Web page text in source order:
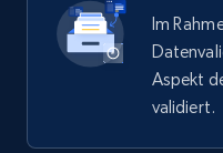
Im
Aspekt
validiert.